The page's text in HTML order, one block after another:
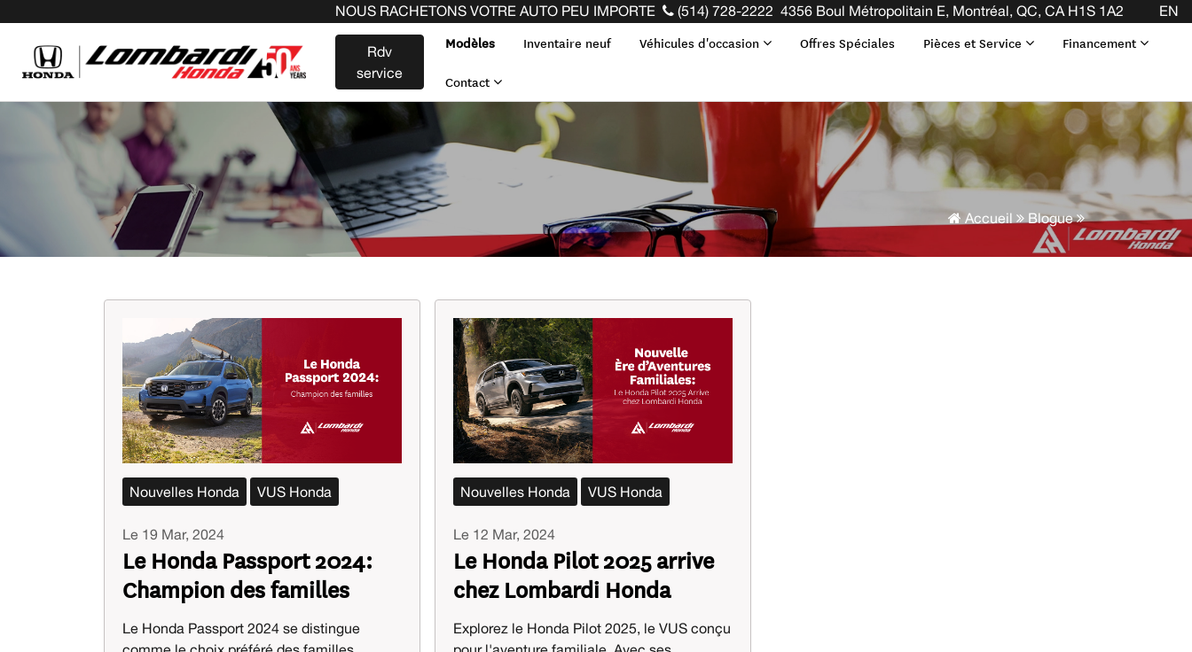
NOUS RACHETONS VOTRE AUTO PEU IMPORTE LA MARQUE AVANT LA FIN DE VOTRE BAIL ! CLIQUEZ ICI
(514) 728-2222 4356 Boul Métropolitain E, Montréal, QC, CA H1S 1A2 EN
Rdv
service
Modèles Inventaire neuf Véhicules d'occasion Offres Spéciales Pièces et Service Financement
Contact
Accueil Blogue
Nouvelles Honda VUS Honda
Le 19 Mar, 2024
Le Honda Passport 2024:
Champion des familles
Le Honda Passport 2024 se distingue
Nouvelles Honda VUS Honda
Le 12 Mar, 2024
Le Honda Pilot 2025 arrive
chez Lombardi Honda
Explorez le Honda Pilot 2025, le VUS conçu